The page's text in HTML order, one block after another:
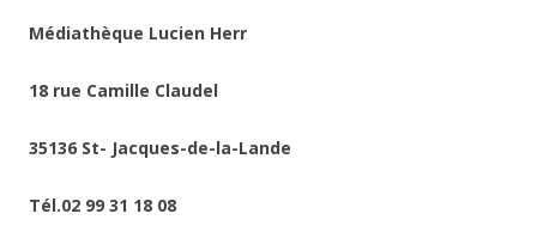
Médiathèque Lucien Herr
18 rue Camille Claudel
35136 St- Jacques-de-la-Lande
Tél.02 99 31 18 08